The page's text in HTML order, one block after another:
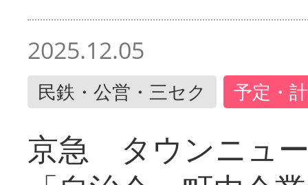
2025.12.05
民鉄・公営・三セク 予定・
京急 タウンニュ